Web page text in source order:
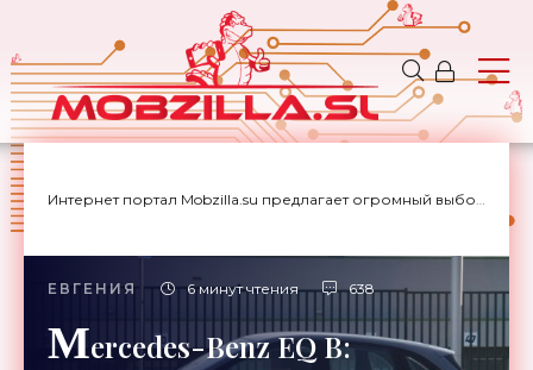
Интернет портал Mobzilla.su предлагает огромный выбор новостей с доставкой на дом.
ЕВГЕНИЯ 6 минут чтения 638
Mercedes-Benz EQ B: